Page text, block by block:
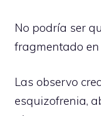
No podría ser
fragmentado
Las observo
esquizofrenia,